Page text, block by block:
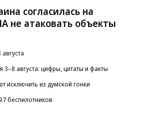
согласилась на
не атаковать объекты
августа: цифры, цитаты и факты
исключить из думской гонки
беспилотников